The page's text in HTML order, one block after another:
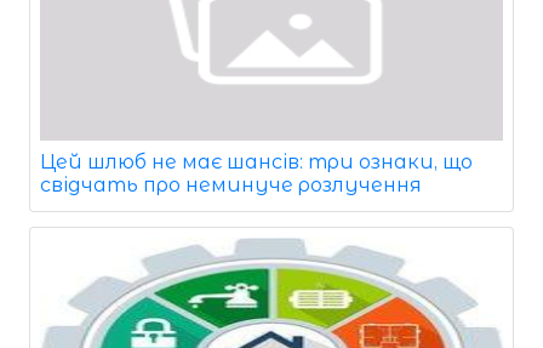
Цей шлюб не має шансів: три ознаки, що
свідчать про неминуче розлучення